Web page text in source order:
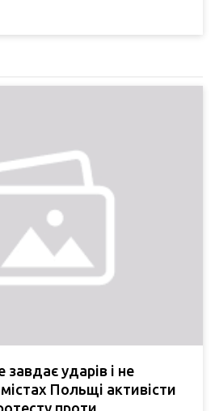
ударів і не
Польщі активісти
проти